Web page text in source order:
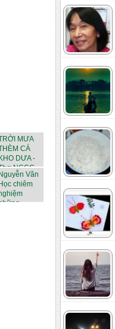
MƯA
CÁ
KHO DƯA -
NCCG...
Nguyễn Văn
Học chiêm
...